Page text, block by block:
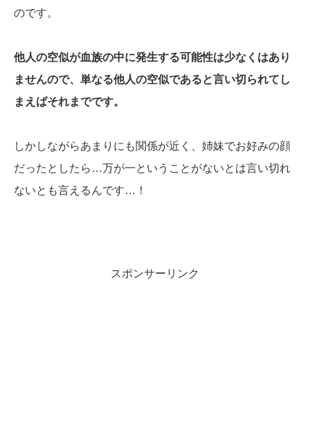
のです。
他人の空似が血族の中に発生する可能性は少なくはあり
ませんので、単なる他人の空似であると言い切られてし
まえばそれまでです。
しかしながらあまりにも関係が近く、姉妹でお好みの顔
だったとしたら…万が一ということがないとは言い切れ
ないとも言えるんです…！
スポンサーリンク